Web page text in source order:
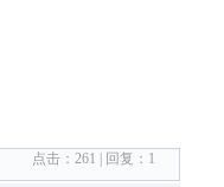
点击： 261 | 回复： 1